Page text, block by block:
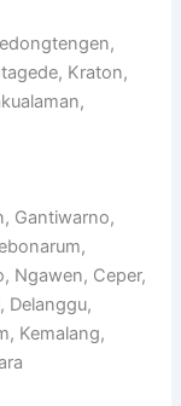
Kraton,
Gantiwarno,
Ngawen, Ceper,
Delanggu,
Kemalang,